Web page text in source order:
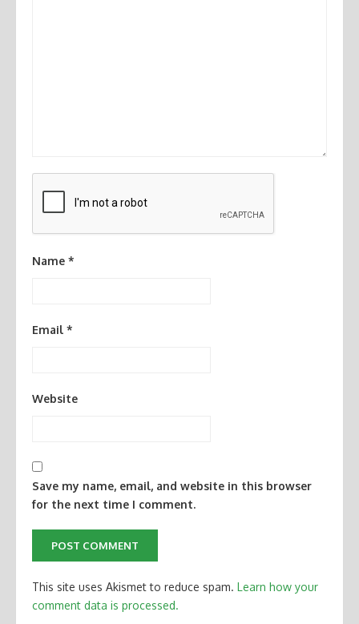
Name *
Email *
Website
Save my name, email, and website in this browser
for the next time I comment.
This site uses Akismet to reduce spam. Learn how your
comment data is processed.